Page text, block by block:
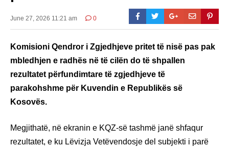
June 27, 2026 11:21 am 0
Komisioni Qendror i Zgjedhjeve pritet të nisë pas pak
mbledhjen e radhës në të cilën do të shpallen
rezultatet përfundimtare të zgjedhjeve të
parakohshme për Kuvendin e Republikës së
Kosovës.
Megjithatë, në ekranin e KQZ-së tashmë janë shfaqur
rezultatet, e ku Lëvizja Vetëvendosje del subjekti i parë